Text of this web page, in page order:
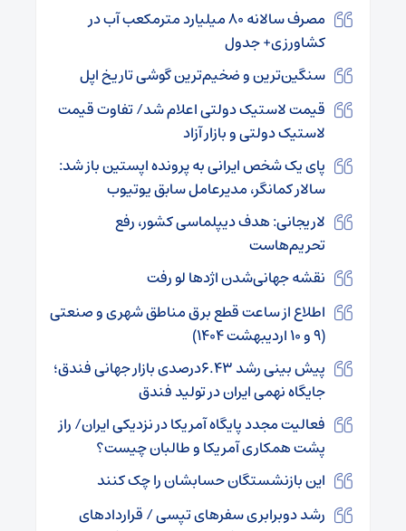
مصرف سالانه ۸۰ میلیارد مترمکعب آب در
کشاورزی+ جدول
سنگین‌ترین و ضخیم‌ترین گوشی تاریخ اپل
قیمت لاستیک دولتی اعلام شد/ تفاوت قیمت
لاستیک دولتی و بازار آزاد
پای یک شخص ایرانی به پرونده اپستین باز شد:
سالار کمانگر، مدیرعامل سابق یوتیوب
لاریجانی: هدف دیپلماسی کشور، رفع
تحریم‌هاست
نقشه جهانی‌شدن اژدها لو رفت
اطلاع از ساعت قطع برق مناطق شهری و صنعتی
(۹ و ۱۰ اردیبهشت ۱۴۰۴)
پیش بینی رشد ۶.۴۳درصدی بازار جهانی فندق؛
جایگاه نهمی ایران در تولید فندق
فعالیت مجدد پایگاه آمریکا در نزدیکی ایران/ راز
پشت همکاری آمریکا و طالبان چیست؟
این بازنشستگان حسابشان را چک کنند
رشد دوبرابری سفرهای تپسی / قراردادهای